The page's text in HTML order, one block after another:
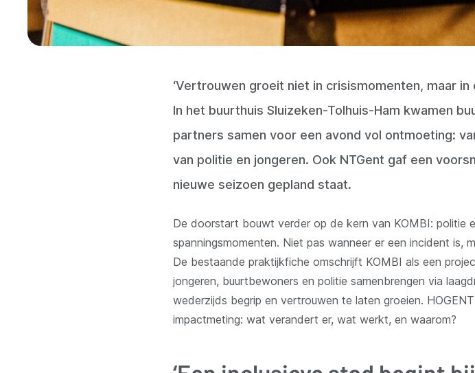
‘Vertrouwen groeit niet in crisismomenten, maar in
In het buurthuis Sluizeken-Tolhuis-Ham kwamen
partners samen voor een avond vol ontmoeting:
van politie en jongeren. Ook NTGent gaf een
nieuwe seizoen gepland staat.
De doorstart bouwt verder op de kern van KOMBI: politie
spanningsmomenten. Niet pas wanneer er een incident is,
De bestaande praktijkfiche omschrijft KOMBI als een
jongeren, buurtbewoners en politie samenbrengen via
wederzijds begrip en vertrouwen te laten groeien.
impactmeting: wat verandert er, wat werkt, en waarom?